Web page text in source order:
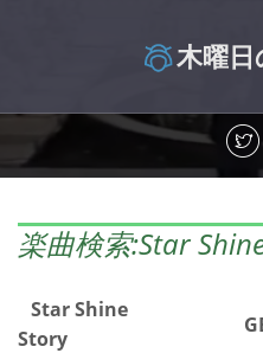
木曜
楽曲検索:Star
Star Shine
Story